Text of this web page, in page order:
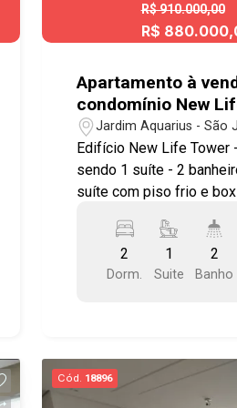
R$ 910.000,00
R$
Apartamento à
condomínio New
com 2 quartos
75 m² Jardim
Jardim Aquarius - São
Campos/SP
Edifício New Life Tower
sendo 1 suíte - 2
suíte com piso frio e
coberta Imóvel possuí: - Sala ampla,
rack, teto rebaixado, ar
toda em piso laminado -
Sacada com piso frio -
com armários e piso frio
2
Dorm.
1
Suite
2
Banho
Cód. 18896